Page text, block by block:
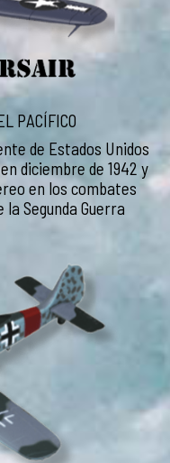
PACÍFICO
de Estados Unidos
diciembre de 1942 y
en los combates
Segunda Guerra